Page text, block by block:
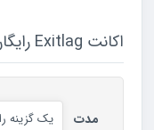
اکانت Exitlag رایگان
مدت